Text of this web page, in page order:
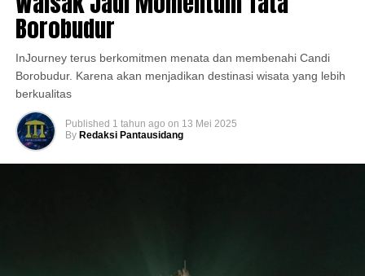
Borobudur
InJourney terus berkomitmen menata dan membenahi Candi
Borobudur. Karena akan menjadikan destinasi wisata yang lebih
berkualitas
Published 1 tahun ago on 13 Mei 2025
By Redaksi Pantausidang